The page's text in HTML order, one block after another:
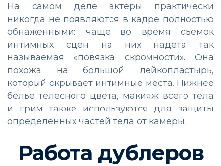
На самом деле актеры практически
никогда не появляются в кадре полностью
обнаженными: чаще во время съемок
интимных сцен на них надета так
называемая «повязка скромности». Она
похожа на большой лейкопластырь,
который скрывает интимные места. Нижнее
белье телесного цвета, макияж всего тела
и грим также используются для защиты
определенных частей тела от камеры.
Работа дублеров